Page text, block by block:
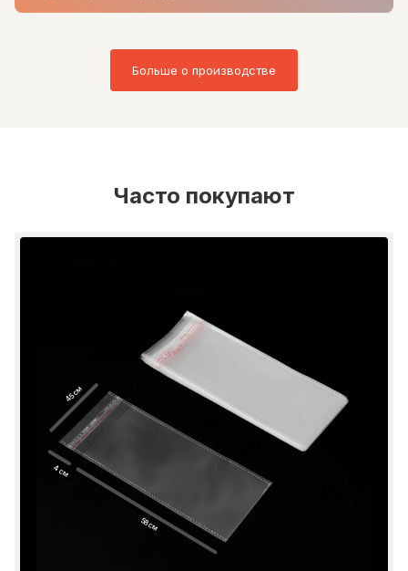
Больше о производстве
Часто покупают
45 см
4 см
58 см